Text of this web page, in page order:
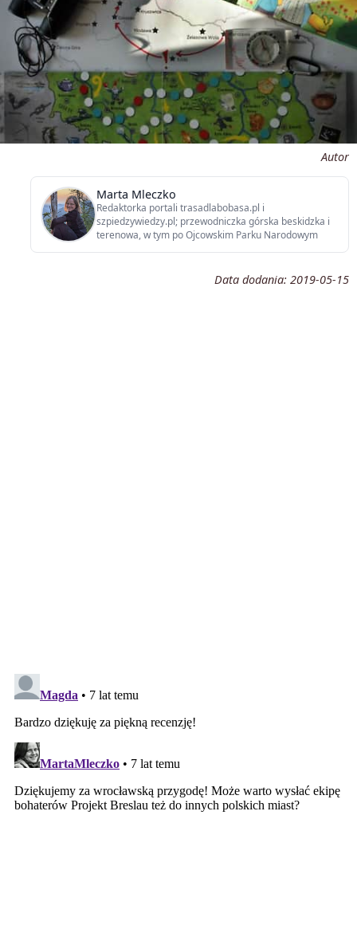
Autor
Marta Mleczko
Redaktorka portali trasadlabobasa.pl i
szpiedzywiedzy.pl; przewodniczka górska beskidzka i
terenowa, w tym po Ojcowskim Parku Narodowym
Data dodania: 2019-05-15